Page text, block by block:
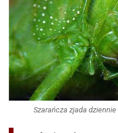
Szarańcza zjada